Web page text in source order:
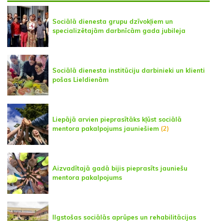
Sociālā dienesta grupu dzīvokļiem un
specializētajām darbnīcām gada jubileja
Sociālā dienesta institūciju darbinieki un klienti
pošas Lieldienām
Liepājā arvien pieprasītāks kļūst sociālā
mentora pakalpojums jauniešiem (2)
Aizvadītajā gadā bijis pieprasīts jauniešu
mentora pakalpojums
Ilgstošas sociālās aprūpes un rehabilitācijas